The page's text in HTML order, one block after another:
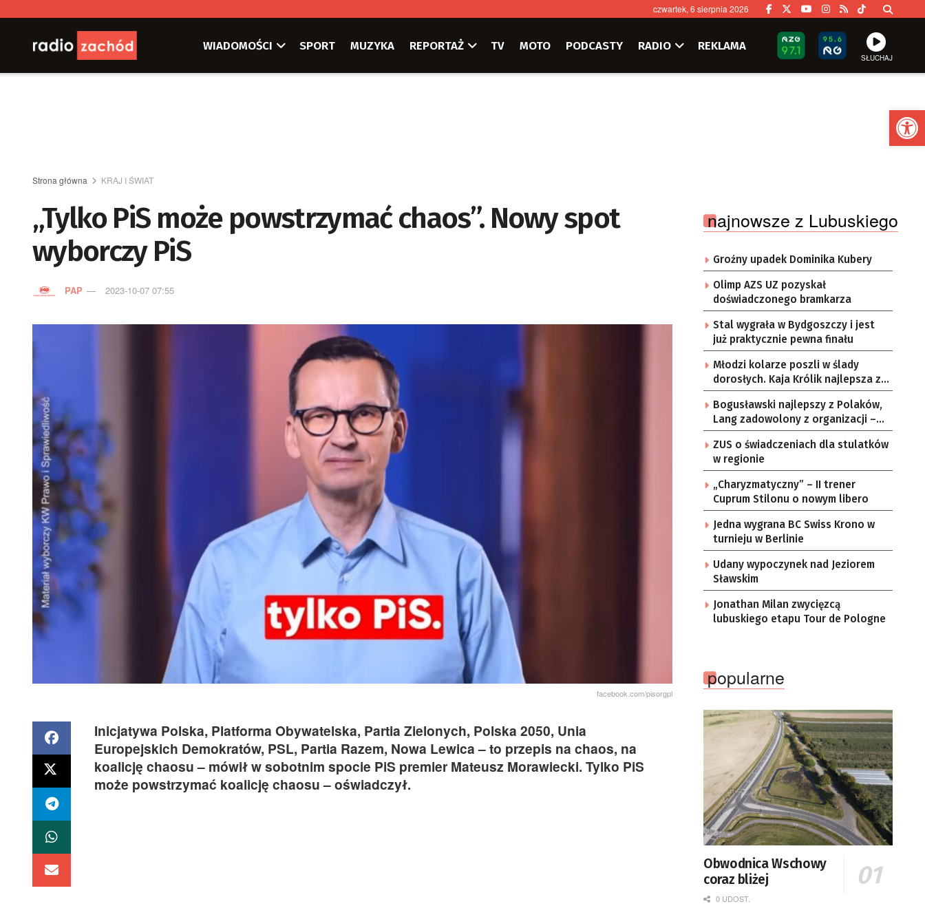
czwartek, 6 sierpnia 2026
WIADOMOŚCI SPORT MUZYKA REPORTAŻ TV MOTO PODCASTY RADIO REKLAMA
SŁUCHAJ
Strona główna KRAJ I ŚWIAT
„Tylko PiS może powstrzymać chaos”. Nowy spot
wyborczy PiS
PAP 2023-10-07 07:55
facebook.com/pisorgpl
Inicjatywa Polska, Platforma Obywatelska, Partia Zielonych, Polska 2050, Unia
Europejskich Demokratów, PSL, Partia Razem, Nowa Lewica – to przepis na chaos, na
koalicję chaosu – mówił w sobotnim spocie PiS premier Mateusz Morawiecki. Tylko PiS
może powstrzymać koalicję chaosu – oświadczył.
najnowsze z Lubuskiego
Groźny upadek Dominika Kubery
Olimp AZS UZ pozyskał
doświadczonego bramkarza
Stal wygrała w Bydgoszczy i jest
już praktycznie pewna finału
Młodzi kolarze poszli w ślady
dorosłych. Kaja Królik najlepsza z
Lubuszanek w Tour de Pologne
Junior
Bogusławski najlepszy z Polaków,
Lang zadowolony z organizacji –
komentarze po 3. etapie Tour de
Pologne
ZUS o świadczeniach dla stulatków
w regionie
„Charyzmatyczny” – II trener
Cuprum Stilonu o nowym libero
Jedna wygrana BC Swiss Krono w
turnieju w Berlinie
Udany wypoczynek nad Jeziorem
Sławskim
Jonathan Milan zwycięzcą
lubuskiego etapu Tour de Pologne
popularne
Obwodnica Wschowy
coraz bliżej
0 UDOST.